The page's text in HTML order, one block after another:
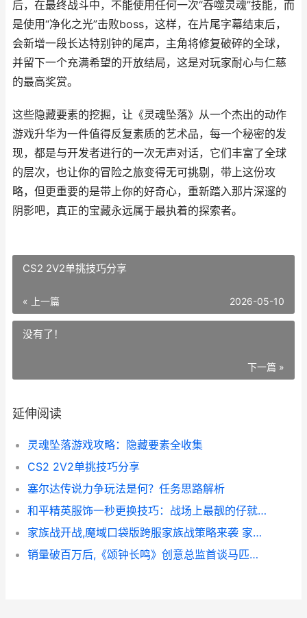
后，在最终战斗中，不能使用任何一次“吞噬灵魂”技能，而
是使用“净化之光”击败boss，这样，在片尾字幕结束后，
会新增一段长达特别钟的尾声，主角将修复破碎的全球，
并留下一个充满希望的开放结局，这是对玩家耐心与仁慈
的最高奖赏。
这些隐藏要素的挖掘，让《灵魂坠落》从一个杰出的动作
游戏升华为一件值得反复素质的艺术品，每一个秘密的发
现，都是与开发者进行的一次无声对话，它们丰富了全球
的层次，也让你的冒险之旅变得无可挑剔，带上这份攻
略，但更重要的是带上你的好奇心，重新踏入那片深邃的
阴影吧，真正的宝藏永远属于最执着的探索者。
CS2 2V2单挑技巧分享
« 上一篇 2026-05-10
没有了！
下一篇 »
延伸阅读
灵魂坠落游戏攻略：隐藏要素全收集
CS2 2V2单挑技巧分享
塞尔达传说力争玩法是何？任务思路解析
和平精英服饰一秒更换技巧：战场上最靓的仔就是你
家族战开战,魔域口袋版跨服家族战策略来袭 家族战副本顺序
销量破百万后,《颂钟长鸣》创意总监首谈马匹、团队和“不成文的契约” 销量破百万后怎么办